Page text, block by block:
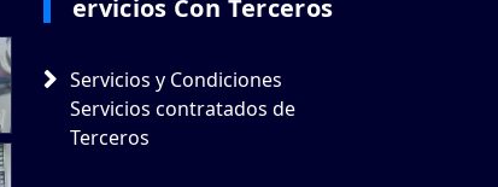
Ervicios Con Terceros
Servicios y Condiciones
Servicios contratados de
Terceros